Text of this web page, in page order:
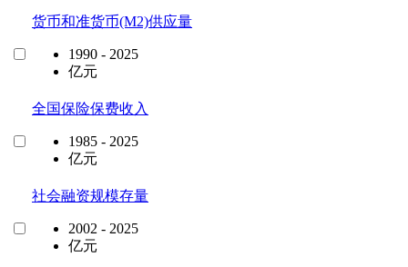
货币和准货币(M2)供应量
1990 - 2025
亿元
全国保险保费收入
1985 - 2025
亿元
社会融资规模存量
2002 - 2025
亿元